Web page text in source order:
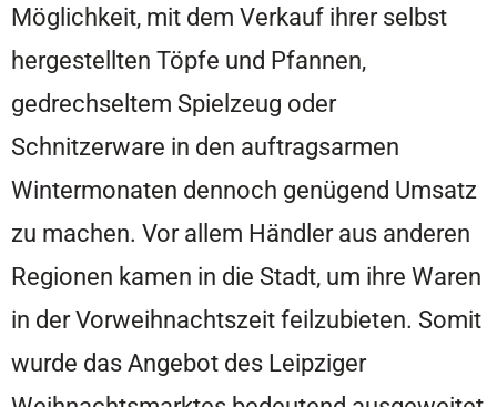
Möglichkeit, mit dem Verkauf ihrer selbst
hergestellten Töpfe und Pfannen,
gedrechseltem Spielzeug oder
Schnitzerware in den auftragsarmen
Wintermonaten dennoch genügend Umsatz
zu machen. Vor allem Händler aus anderen
Regionen kamen in die Stadt, um ihre Waren
in der Vorweihnachtszeit feilzubieten. Somit
wurde das Angebot des Leipziger